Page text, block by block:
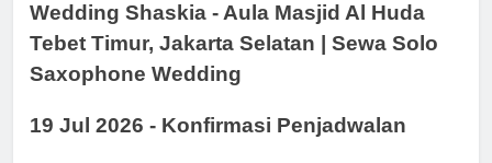
Wedding Shaskia - Aula Masjid Al Huda
Tebet Timur, Jakarta Selatan | Sewa Solo
Saxophone Wedding
19 Jul 2026 - Konfirmasi Penjadwalan